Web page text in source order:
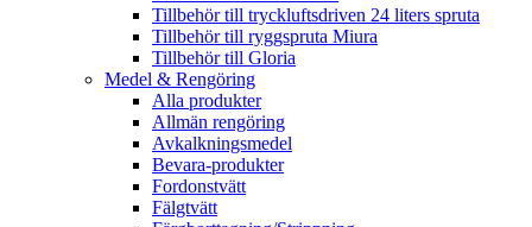
Tillbehör till tryckluftsdriven 24 liters spruta
Tillbehör till ryggspruta Miura
Tillbehör till Gloria
Medel & Rengöring
Alla produkter
Allmän rengöring
Avkalkningsmedel
Bevara-produkter
Fordonstvätt
Fälgtvätt